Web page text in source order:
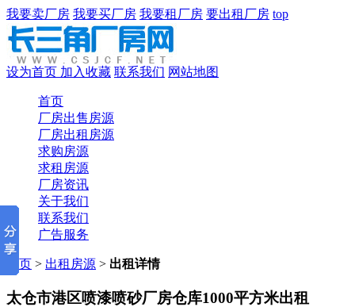
我要卖厂房 我要买厂房 我要租厂房 要出租厂房 top
设为首页 加入收藏 联系我们 网站地图
首页
厂房出售房源
厂房出租房源
求购房源
求租房源
厂房资讯
关于我们
联系我们
广告服务
首页 > 出租房源 > 出租详情
太仓市港区喷漆喷砂厂房仓库1000平方米出租